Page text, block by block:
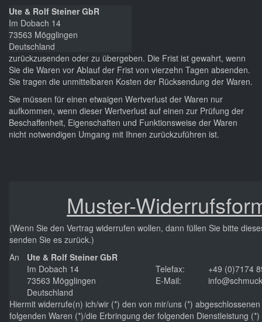
Ute & Rolf Steiner GbR
Im Dobach 14
73563 Mögglingen
Deutschland
zurückzusenden oder zu übergeben. Die Frist ist gewahrt, wenn
Sie die Waren vor Ablauf der Frist von vierzehn Tagen absenden.
Sie tragen die unmittelbaren Kosten der Rücksendung der Waren.
Sie müssen für einen etwaigen Wertverlust der Waren nur
aufkommen, wenn dieser Wertverlust auf einen zur Prüfung der
Beschaffenheit, Eigenschaften und Funktionsweise der Waren
nicht notwendigen Umgang mit Ihnen zurückzuführen ist.
Muster-
(Wenn Sie den Vertrag widerrufen wollen, dann füllen Sie bitte
senden Sie es zurück.)
An
Ute & Rolf Steiner GbR
Im Dobach 14
73563 Mögglingen
Deutschland
Telefax:
E-Mail:
+49 (0)7174
Hiermit widerrufe(n) ich/wir (*) den von mir/uns (*)
folgenden Waren (*)/die Erbringung der folgenden Dienstleistung (*)